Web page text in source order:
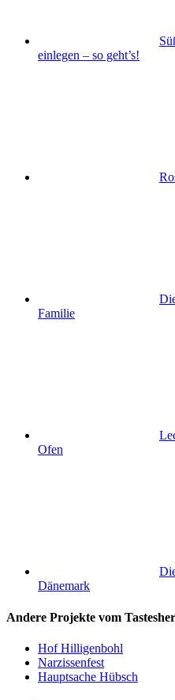
einlegen – so geht’s!
Familie
Ofen
Dänemark
Andere Projekte vom
Hof Hilligenbohl
Narzissenfest
Hauptsache Hübsch